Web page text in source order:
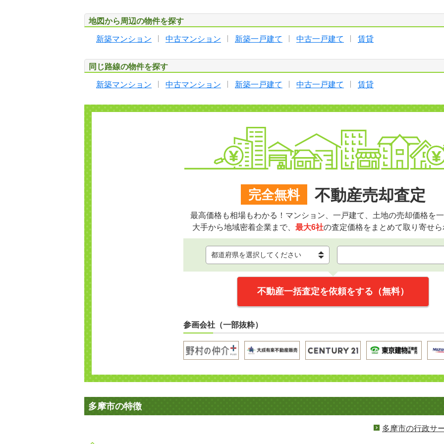
地図から周辺の物件を探す
新築マンション 中古マンション 新築一戸建て 中古一戸建て 賃貸
同じ路線の物件を探す
新築マンション 中古マンション 新築一戸建て 中古一戸建て 賃貸
完全無料 不動産売却査定
最高価格も相場もわかる！マンション、一戸建て、土地の売却価格を
大手から地域密着企業まで、 最大6社の査定価格をまとめて取り寄せ
不動産一括査定を依頼をする（無料）
参画会社（一部抜粋）
多摩市の特徴
多摩市の行政サ